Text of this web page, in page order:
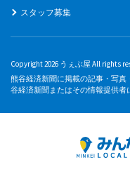
スタッフ募集
Copyright 2026 うぇぶ屋 All rights
熊谷経済新聞に掲載の記事・写
谷経済新聞またはその情報提供者